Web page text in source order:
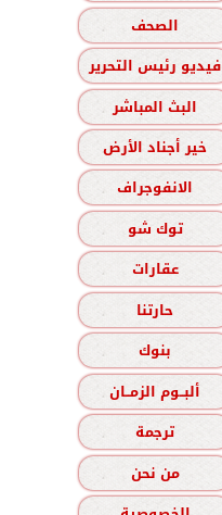
الصحف
فيديو رئيس التحرير
البث المباشر
خير أجناد الأرض
الانفوجراف
توك شو
عقارات
حارتنا
بنوك
ألبــوم الزمــان
ترجمة
من نحن